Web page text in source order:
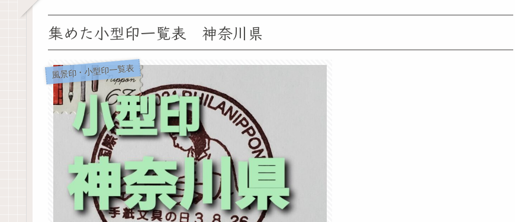
集めた小型印一覧表 神奈川県
風景印・小型印一覧表